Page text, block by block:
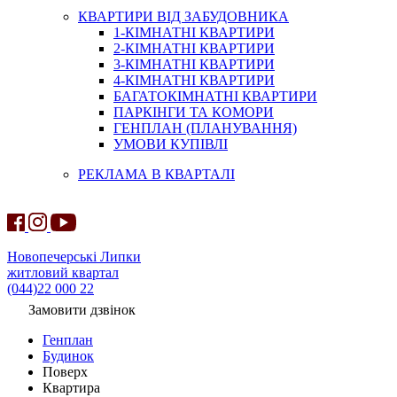
КВАРТИРИ ВІД ЗАБУДОВНИКА
1-КІМНАТНІ КВАРТИРИ
2-КІМНАТНІ КВАРТИРИ
3-КІМНАТНІ КВАРТИРИ
4-КІМНАТНІ КВАРТИРИ
БАГАТОКІМНАТНІ КВАРТИРИ
ПАРКІНГИ ТА КОМОРИ
ГЕНПЛАН (ПЛАНУВАННЯ)
УМОВИ КУПІВЛІ
РЕКЛАМА В КВАРТАЛІ
Новопечерські Липки
житловий квартал
(044)22 000 22
Замовити дзвінок
Генплан
Будинок
Поверх
Квартира